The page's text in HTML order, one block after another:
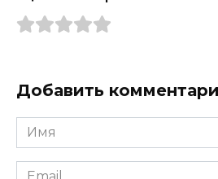
Добавить
Имя
*
Email